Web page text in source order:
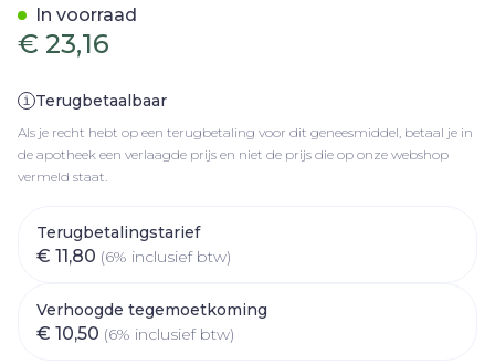
€ 23,16
Terugbetaalbaar
Als je recht hebt op een terugbetaling voor dit geneesmiddel, betaal je in
de apotheek een verlaagde prijs en niet de prijs die op onze webshop
vermeld staat.
Terugbetalingstarief
€ 11,80 (6% inclusief btw)
Verhoogde tegemoetkoming
€ 10,50 (6% inclusief btw)
In voorraad